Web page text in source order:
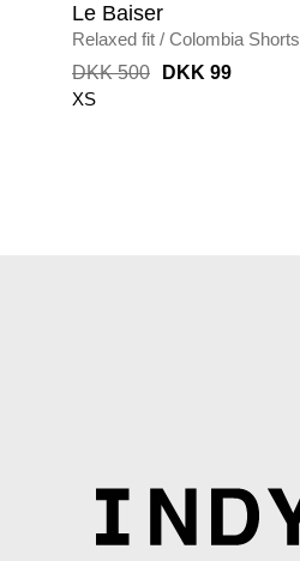
Le Baiser
Relaxed fit / Colombia Shorts
DKK 500
DKK 99
XS